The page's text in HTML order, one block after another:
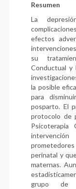
Resumen
La
efectos
su
Conductual y
la posible
para
posparto. El
protocolo de
Psicoterapia
perinatal y
maternas.
grupo de